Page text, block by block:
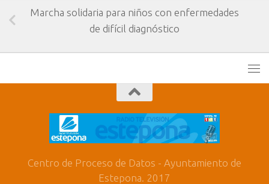
Marcha solidaria para niños con enfermedades
de difícil diagnóstico
Centro de Proceso de Datos - Ayuntamiento de
Estepona. 2017